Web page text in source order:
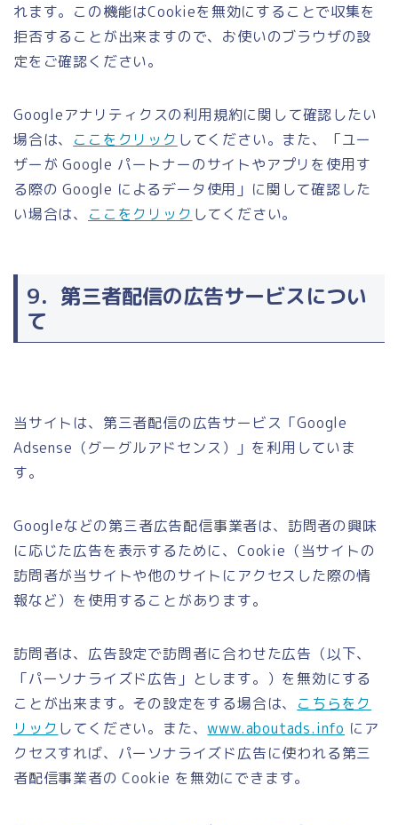
れます。この機能はCookieを無効にすることで収集を
拒否することが出来ますので、お使いのブラウザの設
定をご確認ください。
Googleアナリティクスの利用規約に関して確認したい
場合は、 ここをクリック してください。また、「ユー
ザーが Google パートナーのサイトやアプリを使用す
る際の Google によるデータ使用」に関して確認した
い場合は、 ここをクリック してください。
9．第三者配信の広告サービスについ
て
当サイトは、第三者配信の広告サービス「Google
Adsense（グーグルアドセンス）」を利用していま
す。
Googleなどの第三者広告配信事業者は、訪問者の興味
に応じた広告を表示するために、Cookie（当サイトの
訪問者が当サイトや他のサイトにアクセスした際の情
報など）を使用することがあります。
訪問者は、広告設定で訪問者に合わせた広告（以下、
「パーソナライズド広告」とします。）を無効にする
ことが出来ます。その設定をする場合は、 こちらをク
リック してください。また、www.aboutads.info にア
クセスすれば、パーソナライズド広告に使われる第三
者配信事業者の Cookie を無効にできます。